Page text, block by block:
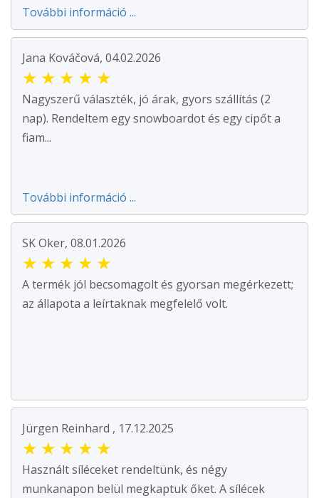
További információ ...
Jana Kováčová, 04.02.2026
★ ★ ★ ★ ★
Nagyszerű választék, jó árak, gyors szállítás (2
nap). Rendeltem egy snowboardot és egy cipőt a
fiam...
További információ ...
SK Oker, 08.01.2026
★ ★ ★ ★ ★
A termék jól becsomagolt és gyorsan megérkezett;
az állapota a leírtaknak megfelelő volt.
Jürgen Reinhard , 17.12.2025
★ ★ ★ ★ ★
Használt síléceket rendeltünk, és négy
munkanapon belül megkaptuk őket. A sílécek